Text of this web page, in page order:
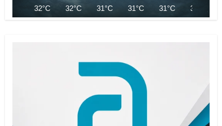
32°C 32°C 31°C 31°C 31°C 33°C